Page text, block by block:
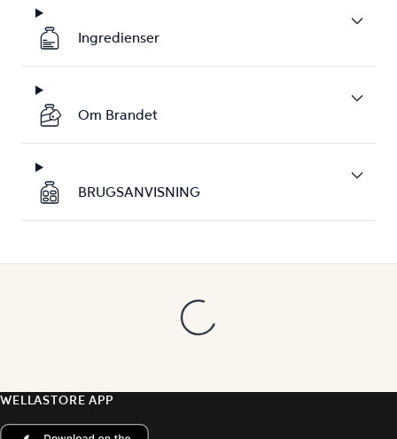
Ingredienser
Om Brandet
BRUGSANVISNING
WELLASTORE APP